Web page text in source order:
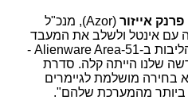
פרנק אייזור (
Azor), מנכ"ל
אינטל ולשלב את המעבד
Alienware Area-51
-
שלנו הייתה קלה. סדרת
בחירה מושלמת לגיימרים
ביותר מהמערכת שלהם".